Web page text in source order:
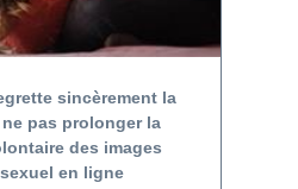
sincèrement la
pas prolonger la
des images
en ligne